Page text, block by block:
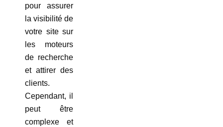
pour assurer
la visibilité de
votre site sur
les moteurs
de recherche
et attirer des
clients.
Cependant, il
peut être
complexe et